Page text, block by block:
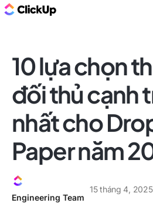
10 lựa chọn
đối thủ cạnh
nhất cho
Paper năm
Engineering Team
15 tháng 4, 2025